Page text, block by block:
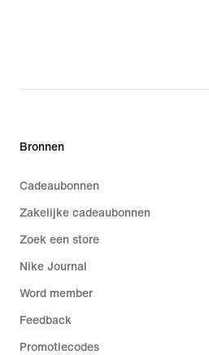
Bronnen
Cadeaubonnen
Zakelijke cadeaubonnen
Zoek een store
Nike Journal
Word member
Feedback
Promotiecodes